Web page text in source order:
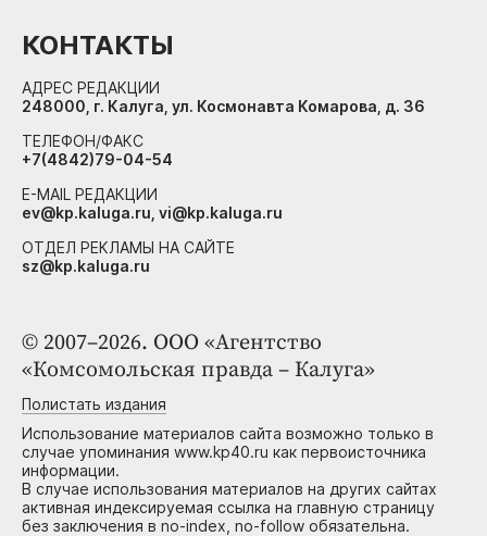
© 2007–2026. ООО «Агентство
«Комсомольская правда – Калуга»
Полистать издания
Использование материалов сайта возможно только в
случае упоминания www.kp40.ru как первоисточника
информации.
В случае использования материалов на других сайтах
активная индексируемая ссылка на главную страницу
без заключения в no-index, no-follow обязательна.
КОНТАКТЫ
АДРЕС РЕДАКЦИИ
248000, г. Калуга, ул. Космонавта Комарова, д. 36
ТЕЛЕФОН/ФАКС
+7(4842)79-04-54
E-MAIL РЕДАКЦИИ
ev@kp.kaluga.ru, vi@kp.kaluga.ru
ОТДЕЛ РЕКЛАМЫ НА САЙТЕ
sz@kp.kaluga.ru